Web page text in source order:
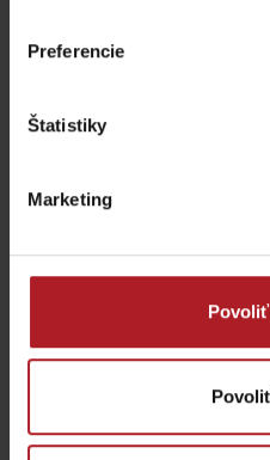
Preferencie
Štatistiky
Marketing
región Liptov
Leto v Demänovskej
Nová výstava Sanctus